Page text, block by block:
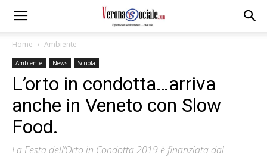
Home Ambiente
Ambiente News Scuola
L’orto in condotta…arriva
anche in Veneto con Slow
Food.
La Festa dell’Orto in Condotta 2019 è finanziata dal